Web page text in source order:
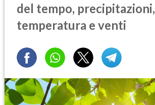
del tempo, precipitazioni,
temperatura e venti